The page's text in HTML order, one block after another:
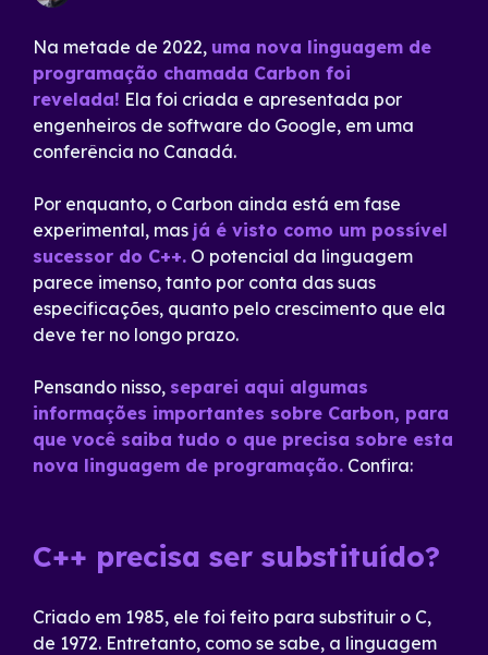
Na metade de 2022, uma nova linguagem de
programação chamada Carbon foi
revelada! Ela foi criada e apresentada por
engenheiros de software do Google, em uma
conferência no Canadá.
Por enquanto, o Carbon ainda está em fase
experimental, mas já é visto como um possível
sucessor do C++. O potencial da linguagem
parece imenso, tanto por conta das suas
especificações, quanto pelo crescimento que ela
deve ter no longo prazo.
Pensando nisso, separei aqui algumas
informações importantes sobre Carbon, para
que você saiba tudo o que precisa sobre esta
nova linguagem de programação. Confira:
C++ precisa ser substituído?
Criado em 1985, ele foi feito para substituir o C,
de 1972. Entretanto, como se sabe, a linguagem